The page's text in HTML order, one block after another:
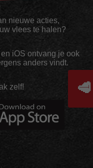
nieuwe acties,
vlees te halen?
iOS ontvang je ook
anders vindt.
zelf! 🥩